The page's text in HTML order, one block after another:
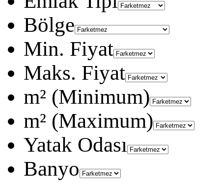
Bölge
Min. Fiyat
Maks. Fiyat
m² (Minimum)
m² (Maximum)
Yatak Odası
Banyo